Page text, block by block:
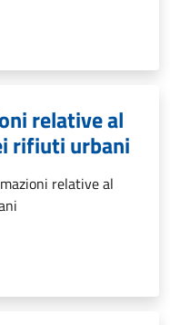
relative al
rifiuti urbani
relative al